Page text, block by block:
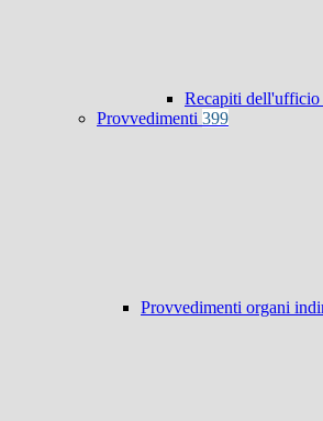
Recapiti dell'ufficio
Provvedimenti 399
Provvedimenti organi